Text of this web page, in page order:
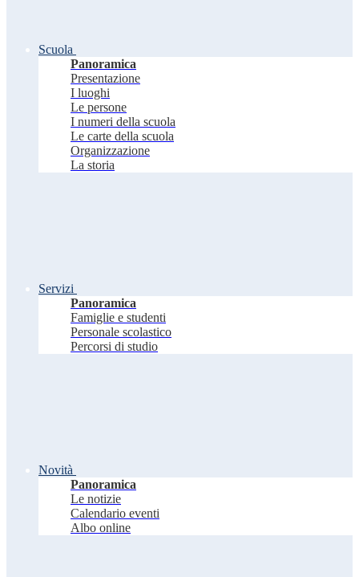
Scuola
Panoramica
Presentazione
I luoghi
Le persone
I numeri della scuola
Le carte della scuola
Organizzazione
La storia
Servizi
Panoramica
Famiglie e studenti
Personale scolastico
Percorsi di studio
Novità
Panoramica
Le notizie
Calendario eventi
Albo online